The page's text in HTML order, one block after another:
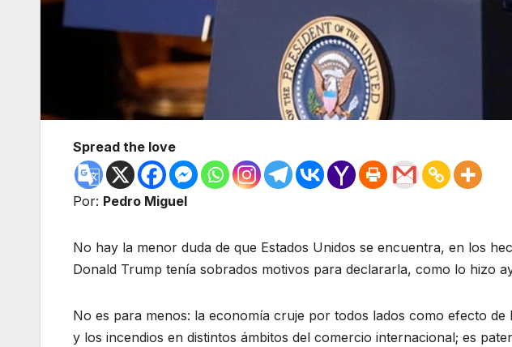
Spread the love
Por: Pedro Miguel
No hay la menor duda de que Estados Unidos se encuentra, en los
Donald Trump tenía sobrados motivos para declararla, como lo hizo
No es para menos: la economía cruje por todos lados como efecto
y los incendios en distintos ámbitos del comercio internacional; es